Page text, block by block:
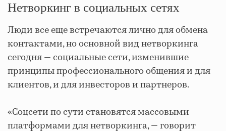
Нетворкинг в социальных сетях
Люди все еще встречаются лично для обмена
контактами, но основной вид нетворкинга
сегодня — социальные сети, изменившие
принципы профессионального общения и для
клиентов, и для инвесторов и партнеров.
«Соцсети по сути становятся массовыми
платформами для нетворкинга, — говорит